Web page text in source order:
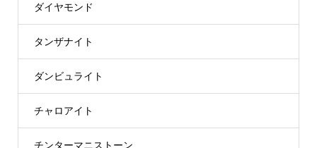
ダイヤモンド
タンザナイト
ダンビュライト
チャロアイト
チンターマニストーン